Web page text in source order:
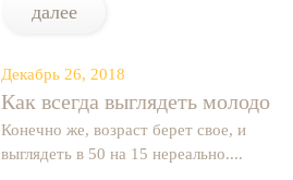
далее
Декабрь 26, 2018
Как всегда выглядеть молодо
Конечно же, возраст берет свое, и
выглядеть в 50 на 15 нереально....